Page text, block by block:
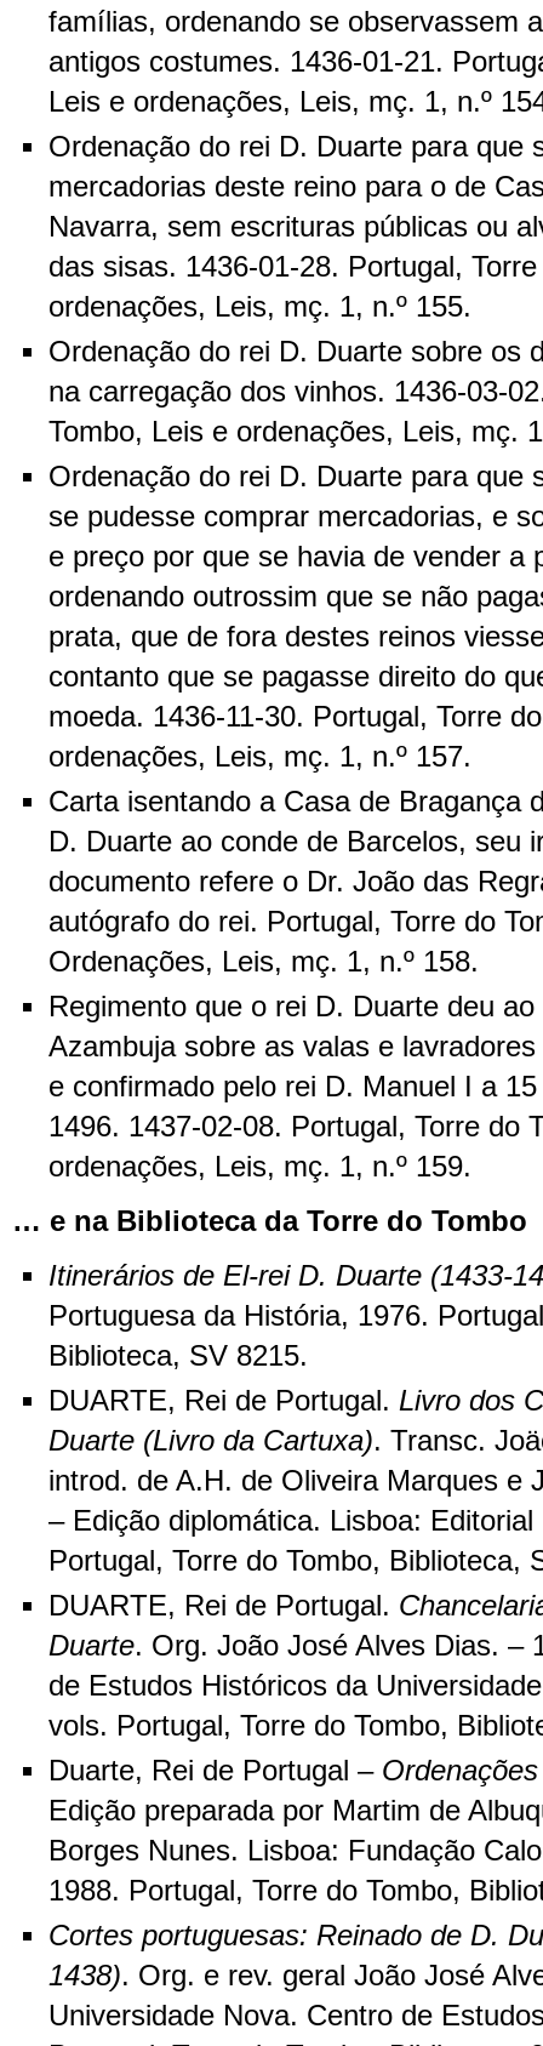
famílias, ordenando se observassem
antigos costumes. 1436-01-21.
Leis e ordenações, Leis, mç. 1, n.º
Ordenação do rei D. Duarte para que
mercadorias deste reino para o de
Navarra, sem escrituras públicas ou
das sisas. 1436-01-28. Portugal,
ordenações, Leis, mç. 1, n.º 155.
Ordenação do rei D. Duarte sobre os
na carregação dos vinhos. 1436-03-
Tombo, Leis e ordenações, Leis, mç.
Ordenação do rei D. Duarte para que
se pudesse comprar mercadorias, e
e preço por que se havia de vender a
ordenando outrossim que se não
prata, que de fora destes reinos
contanto que se pagasse direito do
moeda. 1436-11-30. Portugal, Torre
ordenações, Leis, mç. 1, n.º 157.
Carta isentando a Casa de Bragança
D. Duarte ao conde de Barcelos, seu
documento refere o Dr. João das
autógrafo do rei. Portugal, Torre do
Ordenações, Leis, mç. 1, n.º 158.
Regimento que o rei D. Duarte deu
Azambuja sobre as valas e
e confirmado pelo rei D. Manuel I a
1496. 1437-02-08. Portugal, Torre do
ordenações, Leis, mç. 1, n.º 159.
… e na Biblioteca da Torre do Tombo
Itinerários de El-rei D. Duarte (1433-
Portuguesa da História, 1976.
Biblioteca, SV 8215.
DUARTE, Rei de Portugal. Livro dos
Duarte (Livro da Cartuxa). Transc.
introd. de A.H. de Oliveira Marques e
– Edição diplomática. Lisboa:
Portugal, Torre do Tombo, Biblioteca,
DUARTE, Rei de Portugal.
Duarte. Org. João José Alves Dias. –
de Estudos Históricos da
vols. Portugal, Torre do Tombo,
Duarte, Rei de Portugal –
Edição preparada por Martim de
Borges Nunes. Lisboa: Fundação
1988. Portugal, Torre do Tombo,
Cortes portuguesas: Reinado de D.
1438). Org. e rev. geral João José
Universidade Nova. Centro de